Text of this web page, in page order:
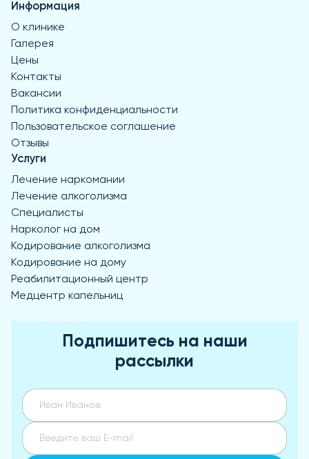
Информация
О клинике
Галерея
Цены
Контакты
Вакансии
Политика конфиденциальности
Пользовательское соглашение
Отзывы
Услуги
Лечение наркомании
Лечение алкоголизма
Специалисты
Нарколог на дом
Кодирование алкоголизма
Кодирование на дому
Реабилитационный центр
Медцентр капельниц
Подпишитесь на наши
рассылки